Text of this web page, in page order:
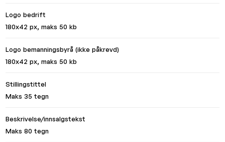
Logo bedrift
180x42 px, maks 50 kb
Logo bemanningsbyrå (ikke påkrevd)
180x42 px, maks 50 kb
Stillingstittel
Maks 35 tegn
Beskrivelse/innsalgstekst
Maks 80 tegn